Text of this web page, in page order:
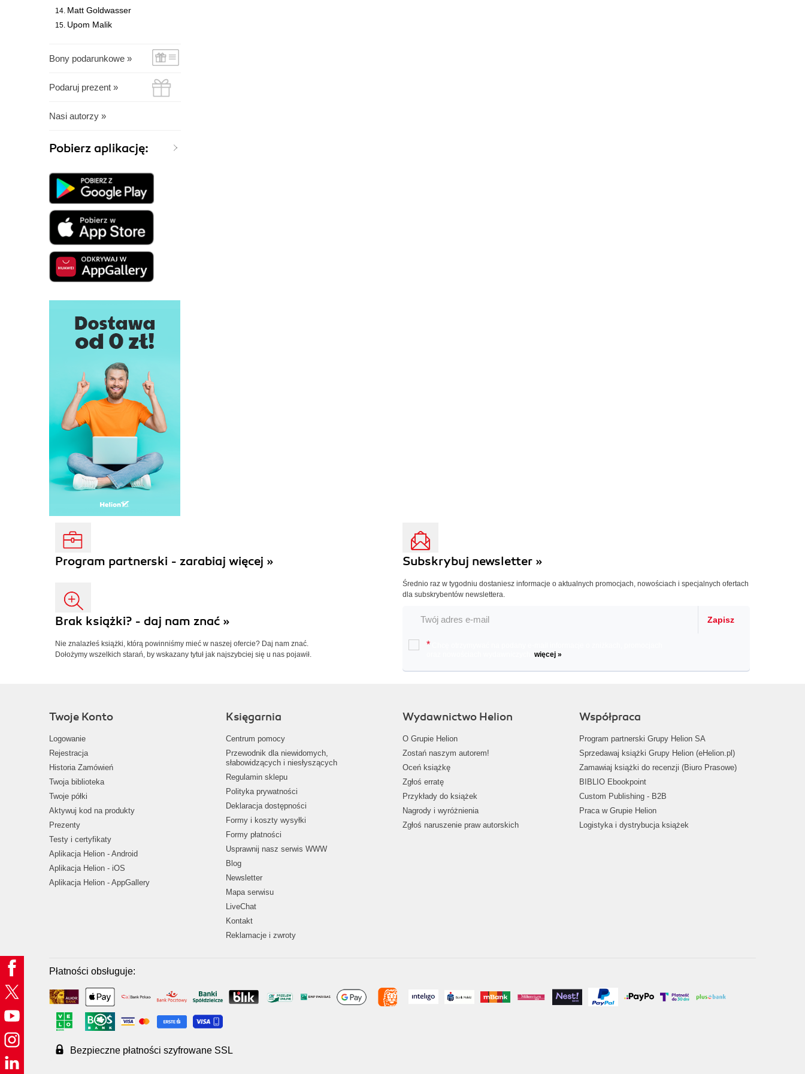
Matt Goldwasser
Upom Malik
Bony podarunkowe »
Podaruj prezent »
Nasi autorzy »
Pobierz aplikację:
Program partnerski - zarabiaj więcej »
Brak książki? - daj nam znać »
Nie znalazłeś książki, którą powinniśmy mieć w naszej ofercie? Daj nam znać.
Dołożymy wszelkich starań, by wskazany tytuł jak najszybciej się u nas pojawił.
Subskrybuj newsletter »
Średnio raz w tygodniu dostaniesz informacje o aktualnych promocjach, nowościach i specjalnych ofertach
dla subskrybentów newslettera.
Zapisz
*
więcej »
Twoje Konto
Logowanie
Rejestracja
Historia Zamówień
Twoja biblioteka
Twoje półki
Aktywuj kod na produkty
Prezenty
Testy i certyfikaty
Aplikacja Helion - Android
Aplikacja Helion - iOS
Aplikacja Helion - AppGallery
Księgarnia
Centrum pomocy
Przewodnik dla niewidomych,
słabowidzących i niesłyszących
Regulamin sklepu
Polityka prywatności
Deklaracja dostępności
Formy i koszty wysyłki
Formy płatności
Usprawnij nasz serwis WWW
Blog
Newsletter
Mapa serwisu
LiveChat
Kontakt
Reklamacje i zwroty
Wydawnictwo Helion
O Grupie Helion
Zostań naszym autorem!
Oceń książkę
Zgłoś erratę
Przykłady do książek
Nagrody i wyróżnienia
Zgłoś naruszenie praw autorskich
Współpraca
Program partnerski Grupy Helion SA
Sprzedawaj książki Grupy Helion (eHelion.pl)
Zamawiaj książki do recenzji (Biuro Prasowe)
BIBLIO Ebookpoint
Custom Publishing - B2B
Praca w Grupie Helion
Logistyka i dystrybucja książek
Płatności obsługuje:
Bezpieczne płatności szyfrowane SSL